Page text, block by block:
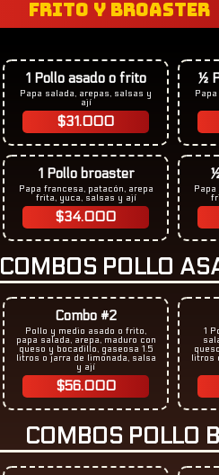
FRITO Y BROASTER
1 Pollo asado o frito
Papa salada, arepas, salsas y
ají
$31.000
½
1 Pollo broaster
Papa francesa, patacón, arepa
frita, yuca, salsas y ají​
$34.000
COMBOS POLLO
Combo #2
Pollo y medio asado o frito,
papa salada, arepa, maduro con
queso y bocadillo, gaseosa 1.5
litros o jarra de limonada, salsa
y ají
$56.000
1
litros
COMBOS POLLO